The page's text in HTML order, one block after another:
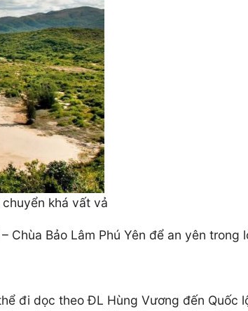
khá vất vả
Chùa Bảo Lâm Phú Yên để an yên trong
đi dọc theo ĐL Hùng Vương đến Quốc